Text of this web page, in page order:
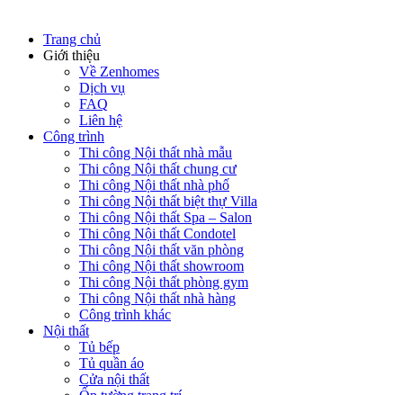
Trang chủ
Giới thiệu
Về Zenhomes
Dịch vụ
FAQ
Liên hệ
Công trình
Thi công Nội thất nhà mẫu
Thi công Nội thất chung cư
Thi công Nội thất nhà phố
Thi công Nội thất biệt thự Villa
Thi công Nội thất Spa – Salon
Thi công Nội thất Condotel
Thi công Nội thất văn phòng
Thi công Nội thất showroom
Thi công Nội thất phòng gym
Thi công Nội thất nhà hàng
Công trình khác
Nội thất
Tủ bếp
Tủ quần áo
Cửa nội thất